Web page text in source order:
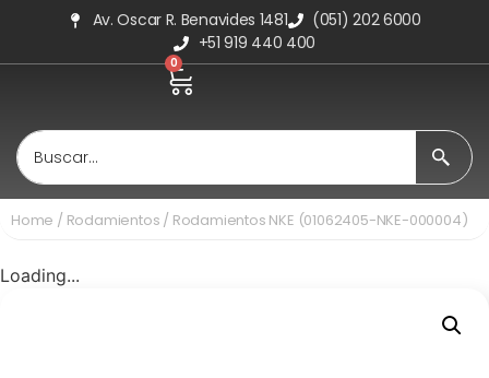
Av. Oscar R. Benavides 1481
(051) 202 6000
+51 919 440 400
0
Home / Rodamientos / Rodamientos NKE (01062405-NKE-000004)
Loading...